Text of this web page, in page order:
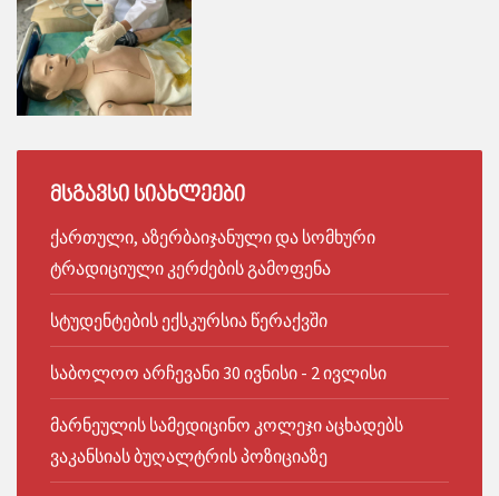
ᲛᲡᲒᲐᲕᲡᲘ ᲡᲘᲐᲮᲚᲔᲔᲑᲘ
ქართული, აზერბაიჯანული და სომხური
ტრადიციული კერძების გამოფენა
სტუდენტების ექსკურსია წერაქვში
საბოლოო არჩევანი 30 ივნისი - 2 ივლისი
მარნეულის სამედიცინო კოლეჯი აცხადებს
ვაკანსიას ბუღალტრის პოზიციაზე